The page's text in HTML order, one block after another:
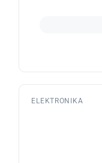
ELEKTRONIKA